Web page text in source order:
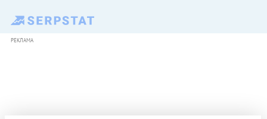
РЕКЛАМА